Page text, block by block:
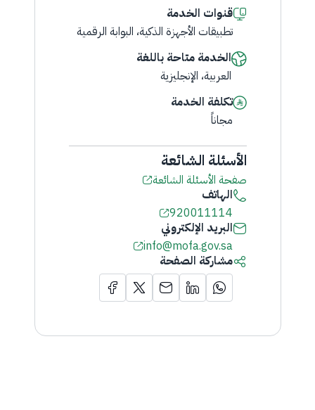
قنوات الخدمة
تطبيقات الأجهزة الذكية، البوابة الرقمية
الخدمة متاحة باللغة
العربية، الإنجليزية
تكلفة الخدمة
مجاناً
الأسئلة الشائعة
صفحة الأسئلة الشائعة
الهاتف
920011114
البريد الإلكتروني
info@mofa.gov.sa
مشاركة الصفحة